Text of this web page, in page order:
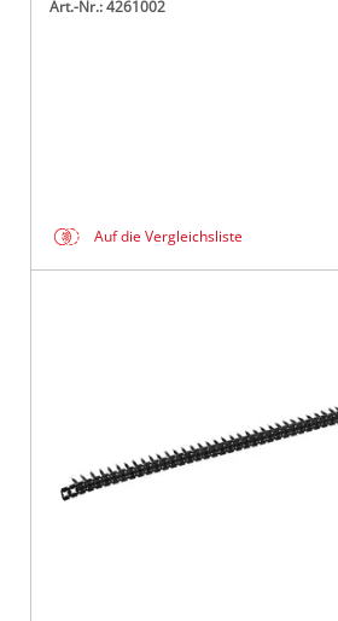
Art.-Nr.: 4261002
Auf die Vergleichsliste